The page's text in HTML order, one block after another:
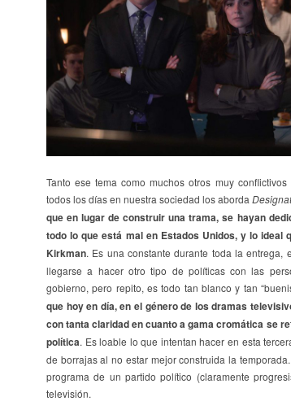
Tanto ese tema como muchos otros muy
todos los días en nuestra sociedad los aborda
que en lugar de construir una trama, se hayan
todo lo que está mal en Estados Unidos, y lo ideal
Kirkman. Es una constante durante toda la entrega,
llegarse a hacer otro tipo de políticas con las
gobierno, pero repito, es todo tan blanco y tan
que hoy en día, en el género de los dramas
con tanta claridad en cuanto a gama cromática se
política. Es loable lo que intentan hacer en esta
de borrajas al no estar mejor construida la
programa de un partido político (claramente
televisión.